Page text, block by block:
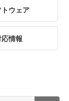
トウェア
情報